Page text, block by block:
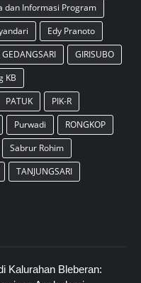
dan Informasi Program
Edy Pranoto
GEDANGSARI
GIRISUBO
KB
PATUK
PIK-R
Purwadi
RONGKOP
Sabrur Rohim
TANJUNGSARI
Kalurahan Bleberan: